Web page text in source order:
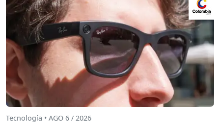
Tecnología • AGO 6 / 2026